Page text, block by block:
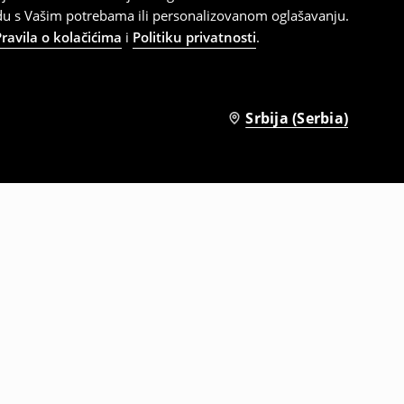
s Vašim potrebama ili personalizovanom oglašavanju.
o kolačićima i Politiku privatnosti.
Srbija (Serbia)